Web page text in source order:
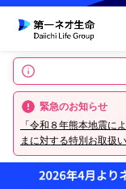
緊急のお知らせ
「令和８年熊本地震に
まに対する特別お取扱